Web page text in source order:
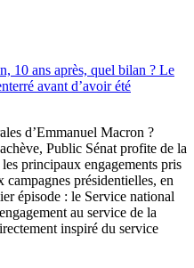
10 ans après, quel bilan ? Le
avant d’avoir été
d’Emmanuel Macron ?
Public Sénat profite de la
principaux engagements pris
campagnes présidentielles, en
épisode : le Service national
au service de la
inspiré du service